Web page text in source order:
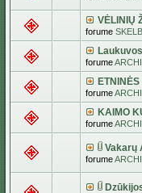
VĖLINIŲ
forume
forume
forume
KAIMO
forume
Vakarų
forume